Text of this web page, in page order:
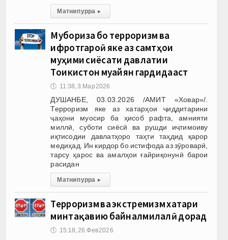
Матни пурра ▸
Мубориза бо терроризм ва
ифротгароӣ яке аз самтҳои
муҳими сиёсати давлатии
Тоҷикистон муайян гардидааст
🕔 11:38, 3.Мар 2026
ДУШАНБЕ, 03.03.2026 /АМИТ «Ховар»/.
Терроризм яке аз хатарҳои ҷиддитарини
ҷаҳони муосир ба ҳисоб рафта, амнияти
миллӣ, суботи сиёсӣ ва рушди иҷтимоиву
иқтисодии давлатҳоро таҳти таҳдид қарор
медиҳад. Ин кирдор бо истифода аз зӯроварӣ,
тарсу ҳарос ва амалҳои ғайриқонунӣ барои
расидан
Матни пурра ▸
Терроризм ва экстремизм хатари
минтақавию байналмилалӣ дорад
🕔 15:18, 26.Фев 2026